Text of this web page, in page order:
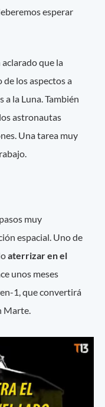
esperar
que la
los aspectos a
la Luna. También
astronautas
Una tarea muy
muy
espacial. Uno de
aterrizar en el
unos meses
1, que convertirá
Marte.